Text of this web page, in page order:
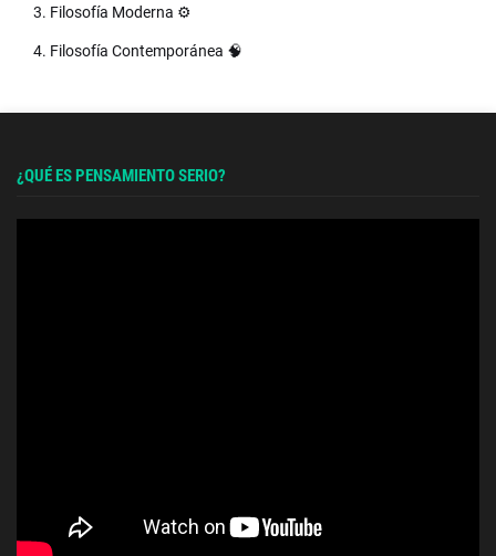
3. Filosofía Moderna ⚙️
4. Filosofía Contemporánea 🧠
¿QUÉ ES PENSAMIENTO SERIO?